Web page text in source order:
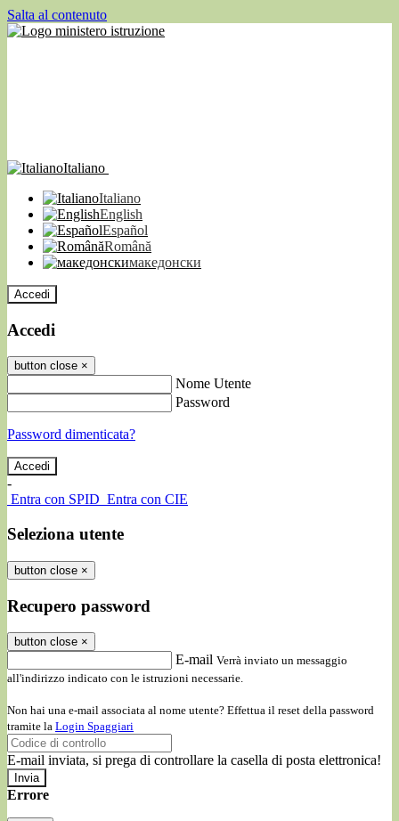
Salta al contenuto
Italiano
Italiano
English
Español
Română
македонски
Accedi
Accedi
button close ×
Nome Utente
Password
Password dimenticata?
-
Entra con SPID Entra con CIE
Seleziona utente
button close ×
Recupero password
button close ×
E-mail Verrà inviato un messaggio
all'indirizzo indicato con le istruzioni necessarie.
Non hai una e-mail associata al nome utente? Effettua il reset della password
tramite la Login Spaggiari
E-mail inviata, si prega di controllare la casella di posta elettronica!
Errore